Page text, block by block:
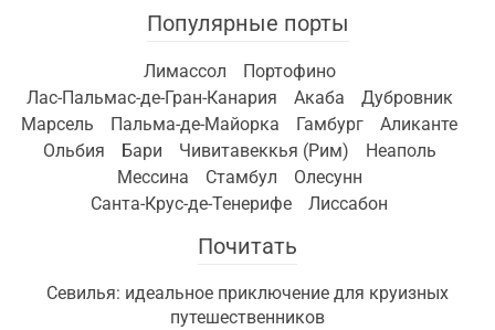
Популярные порты
Лимассол
Портофино
Лас-Пальмас-де-Гран-Канария
Акаба
Дубровник
Марсель
Пальма-де-Майорка Гамбург
Аликанте
Ольбия
Бари Чивитавеккья (Рим)
Неаполь
Мессина
Стамбул
Олесунн
Санта-Крус-де-Тенерифе
Лиссабон
Почитать
Севилья: идеальное приключение для круизных
путешественников